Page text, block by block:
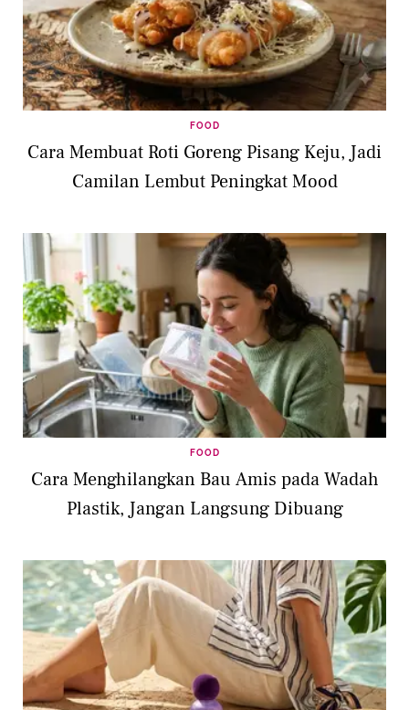
FOOD
Cara Membuat Roti Goreng Pisang Keju, Jadi
Camilan Lembut Peningkat Mood
FOOD
Cara Menghilangkan Bau Amis pada Wadah
Plastik, Jangan Langsung Dibuang